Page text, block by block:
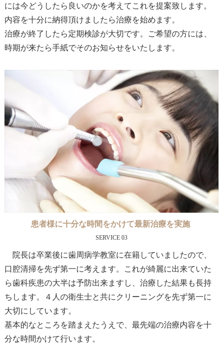
には今どうしたら良いのかを考えてこれを提案致します。
内容を十分に納得頂けましたら治療を始めます。
治療が終了したら定期検診が大切です。ご希望の方には、
時期が来たら手紙でそのお知らせをいたします。
患者様に十分な時間をかけて最新治療を実施
SERVICE 03
院長は卒業後に歯周病学教室に在籍していましたので、
口腔清掃を先ず第一に考えます。これが綺麗に出来ていた
ら歯科疾患の大半は予防出来ますし、治療した結果も長持
ちします。４人の衛生士と共にクリーニングを先ず第一に
大切にしています。
基本的なところを踏まえたうえで、最先端の治療内容を十
分な時間かけて行います。